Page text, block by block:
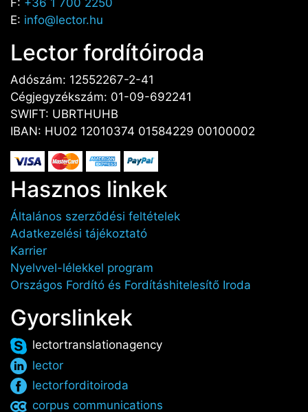
F: +36 1 700 2250
E: info@lector.hu
Lector fordítóiroda
Adószám: 12552267-2-41
Cégjegyzékszám: 01-09-692241
SWIFT: UBRTHUHB
IBAN: HU02 12010374 01584229 00100002
Hasznos linkek
Általános szerződési feltételek
Adatkezelési tájékoztató
Karrier
Nyelvvel-lélekkel program
Országos Fordító és Fordításhitelesítő Iroda
Gyorslinkek
lectortranslationagency
lector
lectorforditoiroda
corpus communications